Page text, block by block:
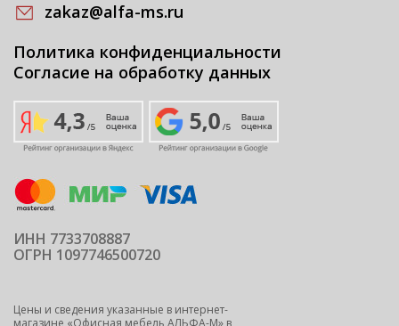
zakaz@alfa-ms.ru
Политика конфиденциальности
Согласие на обработку данных
ИНН 7733708887
ОГРН 1097746500720
Цены и сведения указанные в интернет-